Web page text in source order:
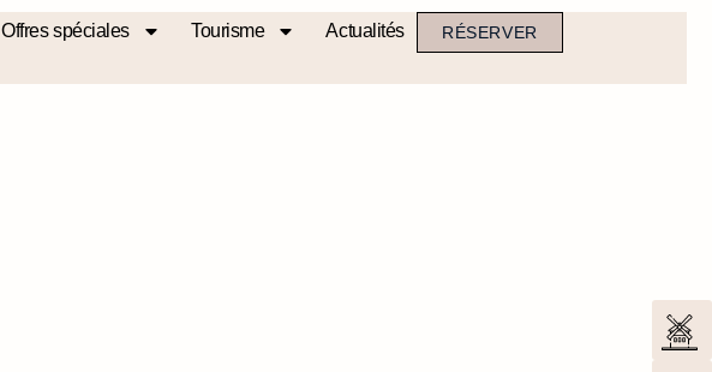
Offres spéciales Tourisme Actualités RÉSERVER